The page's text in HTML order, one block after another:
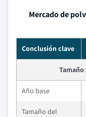
Mercado de
Conclusión clave
Año base
Tamaño del